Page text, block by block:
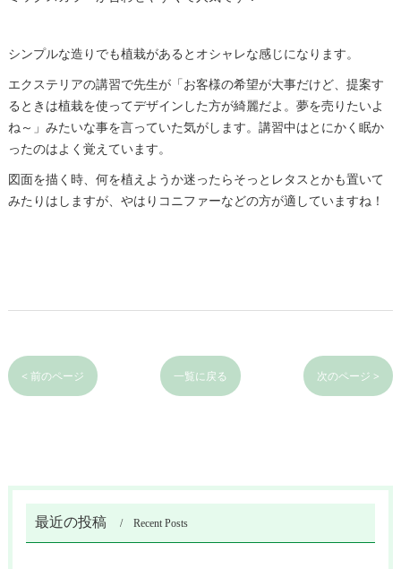
シンプルな造りでも植栽があるとオシャレな感じになります。
エクステリアの講習で先生が「お客様の希望が大事だけど、提案す
るときは植栽を使ってデザインした方が綺麗だよ。夢を売りたいよ
ね～」みたいな事を言っていた気がします。講習中はとにかく眠か
ったのはよく覚えています。
図面を描く時、何を植えようか迷ったらそっとレタスとかも置いて
みたりはしますが、やはりコニファーなどの方が適していますね！
< 前のページ 一覧に戻る 次のページ >
最近の投稿 Recent Posts